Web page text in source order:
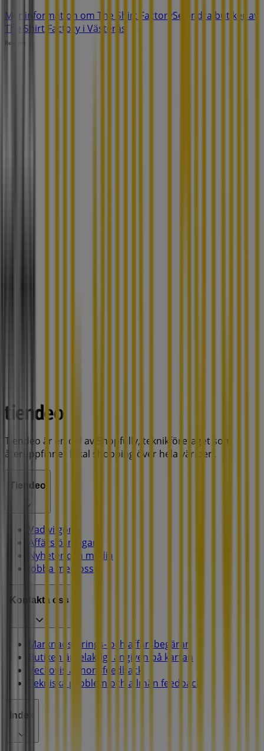
Mer information om The Shirt FactorySe andra butiker av
The Shirt Factory i Västerås
Reklam
Tiendeo är en del av Shopfully, teknikföretaget som
återuppfinner lokal shopping över hela världen.
Tiendeo
Vad vi gör
Affärslösningar
Nyheter och media
Jobba med oss
Kontakta oss
Marknadsförings- och affärsbegäran
Butiken är felaktigt angiven på kartan
Veckovis annonsfeedback
Tekniska problem och allmän feedback
Index